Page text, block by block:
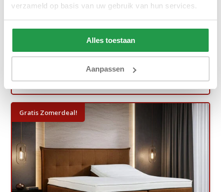
verzameld op basis van uw gebruik van hun services.
Alles toestaan
Aanpassen
Bekijken
Gratis Zomerdeal!